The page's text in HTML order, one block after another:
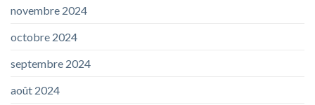
novembre 2024
octobre 2024
septembre 2024
août 2024